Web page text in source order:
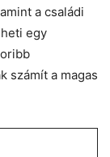
a családi
egy
számít a magas